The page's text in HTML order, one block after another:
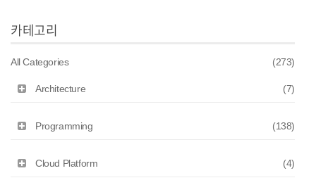
카테고리
All Categories (273)
Architecture (7)
Programming (138)
Cloud Platform (4)